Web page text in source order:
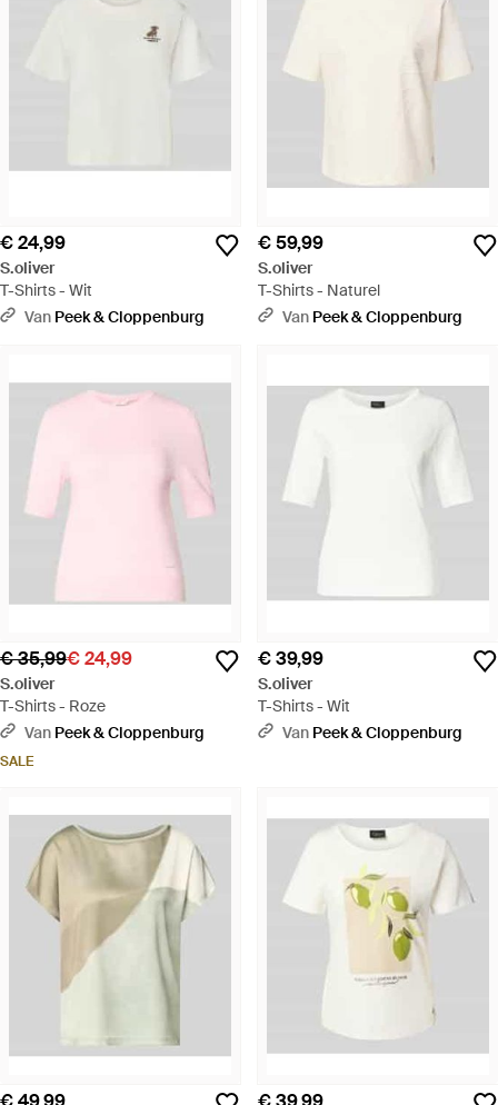
€ 24,99
S.oliver
T-Shirts - Wit
Van Peek & Cloppenburg
€ 59,99
S.oliver
T-Shirts - Naturel
Van Peek & Cloppenburg
€ 35,99€ 24,99
S.oliver
T-Shirts - Roze
Van Peek & Cloppenburg
SALE
€ 39,99
S.oliver
T-Shirts - Wit
Van Peek & Cloppenburg